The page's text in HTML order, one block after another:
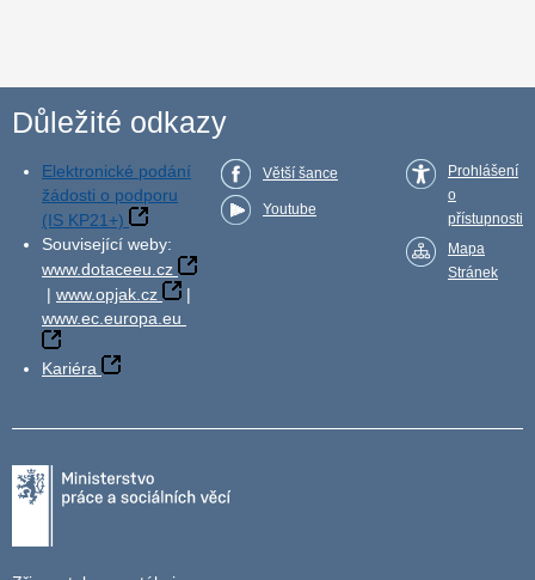
Důležité odkazy
Elektronické podání
žádosti o podporu
(IS KP21+)
Související weby:
www.dotaceeu.cz
| www.opjak.cz
|
www.ec.europa.eu
Kariéra
Větší šance
Youtube
Prohlášení
o
přístupnosti
Mapa
Stránek